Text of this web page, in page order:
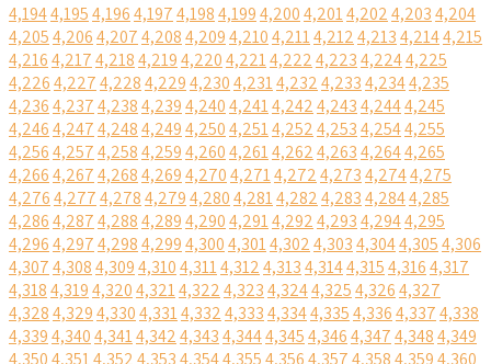
4,1944,1954,1964,1974,1984,1994,2004,2014,2024,2034,204
4,2054,2064,2074,2084,2094,2104,2114,2124,2134,2144,215
4,2164,2174,2184,2194,2204,2214,2224,2234,2244,225
4,2264,2274,2284,2294,2304,2314,2324,2334,2344,235
4,2364,2374,2384,2394,2404,2414,2424,2434,2444,245
4,2464,2474,2484,2494,2504,2514,2524,2534,2544,255
4,2564,2574,2584,2594,2604,2614,2624,2634,2644,265
4,2664,2674,2684,2694,2704,2714,2724,2734,2744,275
4,2764,2774,2784,2794,2804,2814,2824,2834,2844,285
4,2864,2874,2884,2894,2904,2914,2924,2934,2944,295
4,2964,2974,2984,2994,3004,3014,3024,3034,3044,3054,306
4,3074,3084,3094,3104,3114,3124,3134,3144,3154,3164,317
4,3184,3194,3204,3214,3224,3234,3244,3254,3264,327
4,3284,3294,3304,3314,3324,3334,3344,3354,3364,3374,338
4,3394,3404,3414,3424,3434,3444,3454,3464,3474,3484,349